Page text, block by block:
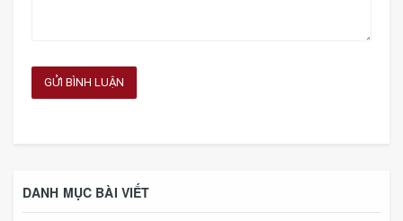
GỬI BÌNH LUẬN
DANH MỤC BÀI VIẾT